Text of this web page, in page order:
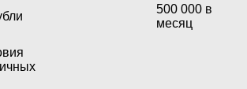
500 000 в
месяц